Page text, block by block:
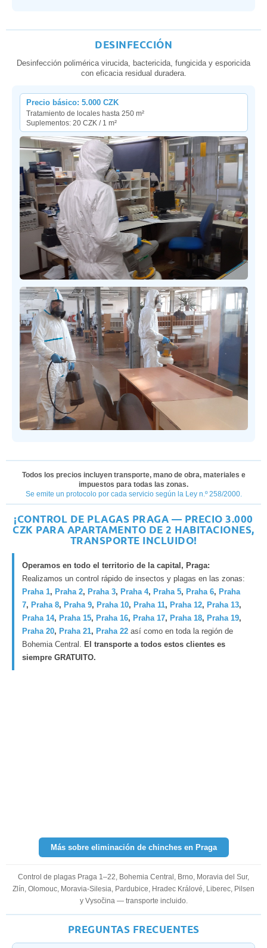
DESINFECCIÓN
Desinfección polimérica virucida, bactericida, fungicida y esporicida
con eficacia residual duradera.
Precio básico: 5.000 CZK
Tratamiento de locales hasta 250 m²
Suplementos: 20 CZK / 1 m²
Todos los precios incluyen transporte, mano de obra, materiales e
impuestos para todas las zonas.
Se emite un protocolo por cada servicio según la Ley n.º 258/2000.
¡CONTROL DE PLAGAS PRAGA — PRECIO 3.000
CZK PARA APARTAMENTO DE 2 HABITACIONES,
TRANSPORTE INCLUIDO!
Operamos en todo el territorio de la capital, Praga:
Realizamos un control rápido de insectos y plagas en las zonas:
Praha 1, Praha 2, Praha 3, Praha 4, Praha 5, Praha 6, Praha
7, Praha 8, Praha 9, Praha 10, Praha 11, Praha 12, Praha 13,
Praha 14, Praha 15, Praha 16, Praha 17, Praha 18, Praha 19,
Praha 20, Praha 21, Praha 22así como en toda la región de
Bohemia Central. El transporte a todos estos clientes es
siempre GRATUITO.
Más sobre eliminación de chinches en Praga
Control de plagas Praga 1–22, Bohemia Central, Brno, Moravia del Sur,
Zlín, Olomouc, Moravia-Silesia, Pardubice, Hradec Králové, Liberec, Pilsen
y Vysočina — transporte incluido.
PREGUNTAS FRECUENTES